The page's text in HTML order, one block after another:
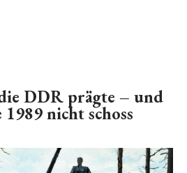
DDR prägte – und
1989 nicht schoss